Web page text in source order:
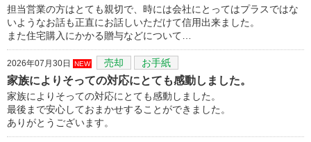
担当営業の方はとても親切で、時には会社にとってはプラスではな
いようなお話も正直にお話しいただけて信用出来ました。
また住宅購入にかかる贈与などについて…
2026年07月30日 NEW 売却 お手紙
家族によりそっての対応にとても感動しました。
家族によりそっての対応にとても感動しました。
最後まで安心しておまかせすることができました。
ありがとうございます。